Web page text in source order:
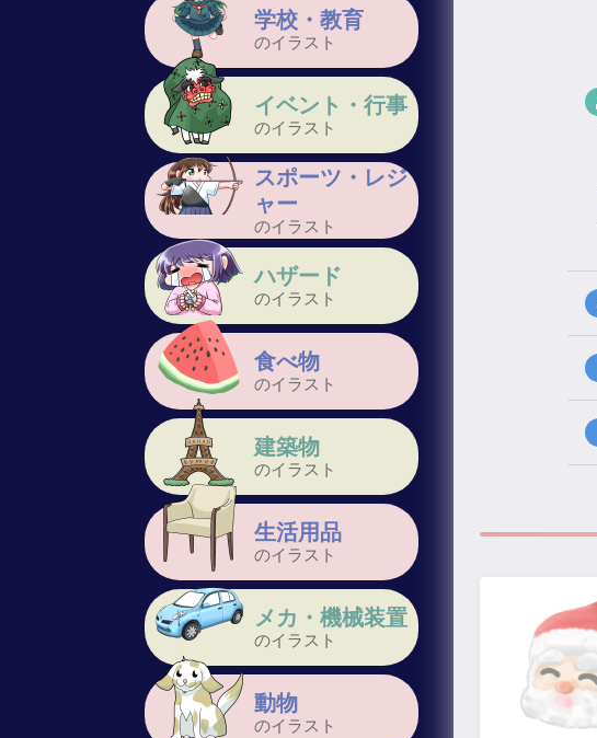
学校・教育
のイラスト
イベント・行事
のイラスト
スポーツ・レジ
ャー
のイラスト
ハザード
のイラスト
食べ物
のイラスト
建築物
のイラスト
生活用品
のイラスト
メカ・機械装置
のイラスト
動物
のイラスト